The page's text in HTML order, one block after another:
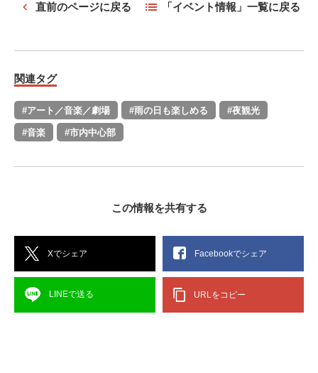
直前のページに戻る 「イベント情報」一覧に戻る
関連タグ
#アート／音楽／劇場 #雨の日も楽しめる #夜観光
#音楽 #市内中心部
この情報を共有する
Xでシェア Facebookでシェア
LINEで送る URLをコピー